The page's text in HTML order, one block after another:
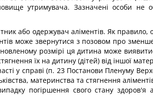
утримувача. Зазначені особи не
або одержувач аліментів. Як правило,
може звернутися з позовом про
розмірі ця дитина може
їх на дитину (дітей) від іншої
у справі (п. 23 Постанови Пленуму
материнства та стягнення
погіршення свого стану здоров'я